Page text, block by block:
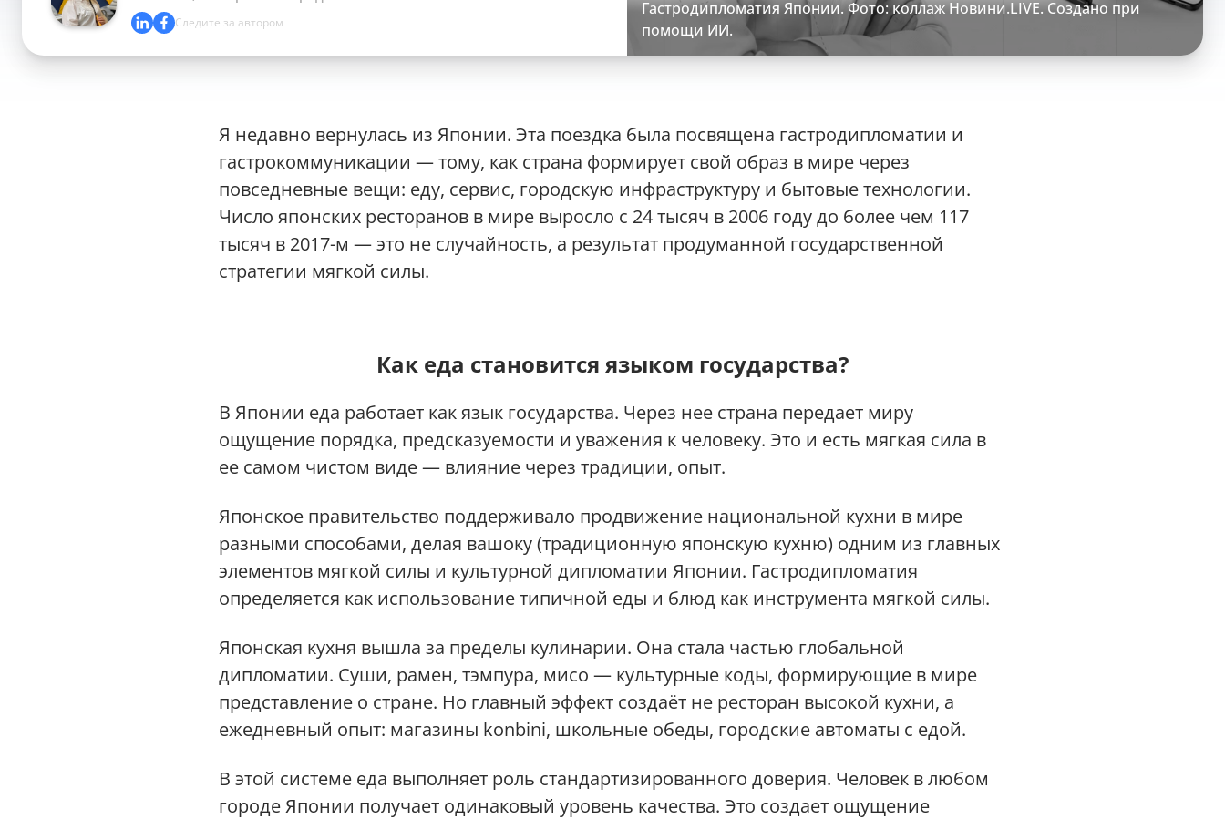
Следите за автором
Гастродипломатия Японии. Фото: коллаж Новини.LIVE. Создано при
помощи ИИ.
Я недавно вернулась из Японии. Эта поездка была посвящена гастродипломатии и
гастрокоммуникации — тому, как страна формирует свой образ в мире через
повседневные вещи: еду, сервис, городскую инфраструктуру и бытовые технологии.
Число японских ресторанов в мире выросло с 24 тысяч в 2006 году до более чем 117
тысяч в 2017-м — это не случайность, а результат продуманной государственной
стратегии мягкой силы.
Как еда становится языком государства?
В Японии еда работает как язык государства. Через нее страна передает миру
ощущение порядка, предсказуемости и уважения к человеку. Это и есть мягкая сила в
ее самом чистом виде — влияние через традиции, опыт.
Японское правительство поддерживало продвижение национальной кухни в мире
разными способами, делая вашоку (традиционную японскую кухню) одним из главных
элементов мягкой силы и культурной дипломатии Японии. Гастродипломатия
определяется как использование типичной еды и блюд как инструмента мягкой силы.
Японская кухня вышла за пределы кулинарии. Она стала частью глобальной
дипломатии. Суши, рамен, тэмпура, мисо — культурные коды, формирующие в мире
представление о стране. Но главный эффект создаёт не ресторан высокой кухни, а
ежедневный опыт: магазины konbini, школьные обеды, городские автоматы с едой.
В этой системе еда выполняет роль стандартизированного доверия. Человек в любом
городе Японии получает одинаковый уровень качества. Это создает ощущение